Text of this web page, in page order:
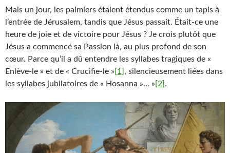
Mais un jour, les palmiers étaient étendus comme un tapis à
l’entrée de Jérusalem, tandis que Jésus passait. Était-ce une
heure de joie et de victoire pour Jésus ? Je crois plutôt que
Jésus a commencé sa Passion là, au plus profond de son
cœur. Parce qu’il a dû entendre les syllabes tragiques de «
Enlève-le » et de « Crucifie-le » [1] , silencieusement liées dans
les syllabes jubilatoires de « Hosanna »… » [2] .